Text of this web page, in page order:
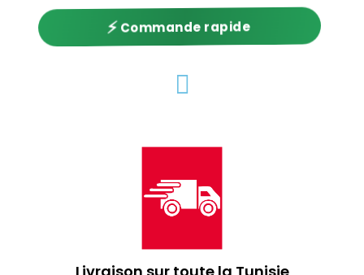
⚡Commande rapide